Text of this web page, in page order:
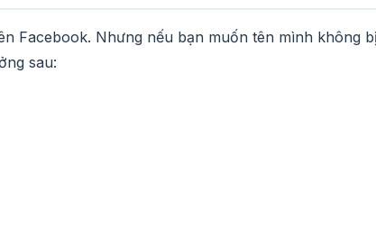
Facebook. Nhưng nếu bạn muốn tên mình không
sau: